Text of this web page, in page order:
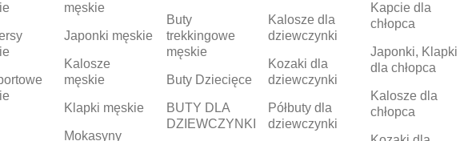
męskie
Japonki męskie
Kalosze
męskie
Klapki męskie
Mokasyny
Buty
trekkingowe
męskie
Buty Dziecięce
BUTY DLA
DZIEWCZYNKI
Kalosze dla
dziewczynki
Kozaki dla
dziewczynki
Półbuty dla
dziewczynki
Kapcie dla
chłopca
Japonki, Klapki
dla chłopca
Kalosze dla
chłopca